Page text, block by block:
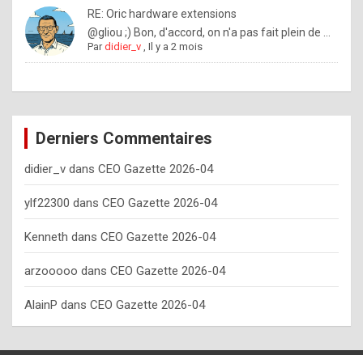
o
w
o
e
y
o
u
s
h
o
RE: Oric hardware extensions
@gliou ;) Bon, d'accord, on n'a pas fait plein de ...
Pardidier_v ,Il y a 2 mois
Derniers Commentaires
didier_v dans CEO Gazette 2026-04
ylf22300 dans CEO Gazette 2026-04
Kenneth dans CEO Gazette 2026-04
arzooooo dans CEO Gazette 2026-04
AlainP dans CEO Gazette 2026-04